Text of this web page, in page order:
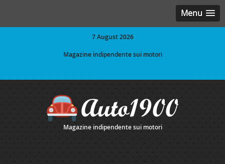
Menu
7 August 2026
Magazine indipendente sui motori
Magazine indipendente sui motori